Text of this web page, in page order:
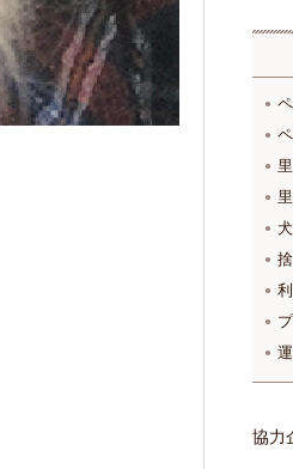
協力